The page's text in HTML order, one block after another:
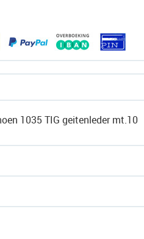
1035 TIG geitenleder mt.10